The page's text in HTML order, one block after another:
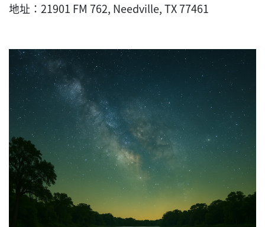
地址：21901 FM 762, Needville, TX 77461